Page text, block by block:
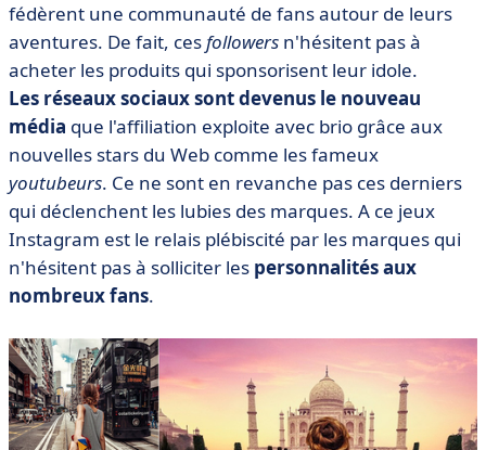
fédèrent une communauté de fans autour de leurs
aventures. De fait, cesfollowers n'hésitent pas à
acheter les produits qui sponsorisent leur idole.
Les réseaux sociaux sont devenus le nouveau
média que l'affiliation exploite avec brio grâce aux
nouvelles stars du Web comme les fameux
youtubeurs. Ce ne sont en revanche pas ces derniers
qui déclenchent les lubies des marques. A ce jeux
Instagram est le relais plébiscité par les marques qui
n'hésitent pas à solliciter les personnalités aux
nombreux fans.